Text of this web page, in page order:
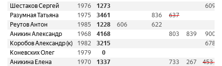
Шестаков Сергей
1976 1273
609
Разумная Татьяна
1975 3461 836
637
Реутов Антон
1985 1228 606
622
Аникин Александр
1968 4168 803 839
900
Коробов Александр (к)
1982 3215
678
Коневских Олег
1979
0
Аникина Елена
1970 1337 733 267
453.5